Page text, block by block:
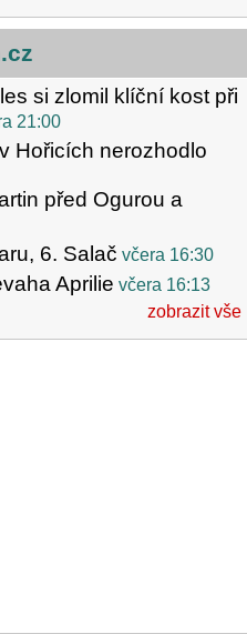
si zlomil klíční kost při
21:00
Hořicích nerozhodlo
před Ogurou a
6. Salač včera 16:30
Aprilie včera 16:13
zobrazit vše